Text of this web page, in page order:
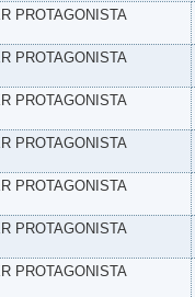
PROTAGONISTA
PROTAGONISTA
PROTAGONISTA
PROTAGONISTA
PROTAGONISTA
PROTAGONISTA
PROTAGONISTA